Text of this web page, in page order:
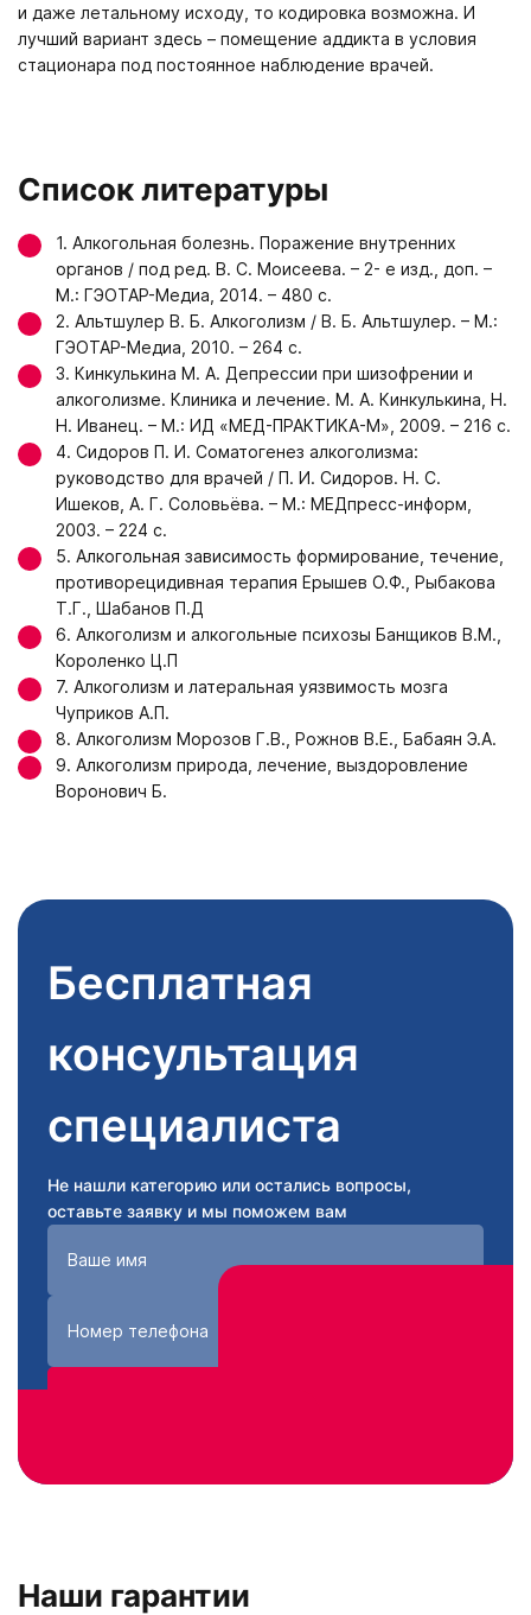
и даже летальному исходу, то кодировка возможна. И
лучший вариант здесь – помещение аддикта в условия
стационара под постоянное наблюдение врачей.
Список литературы
1. Алкогольная болезнь. Поражение внутренних
органов / под ред. В. С. Моисеева. – 2- е изд., доп. –
М.: ГЭОТАР-Медиа, 2014. – 480 с.
2. Альтшулер В. Б. Алкоголизм / В. Б. Альтшулер. – М.:
ГЭОТАР-Медиа, 2010. – 264 с.
3. Кинкулькина М. А. Депрессии при шизофрении и
алкоголизме. Клиника и лечение. М. А. Кинкулькина, Н.
Н. Иванец. – М.: ИД «МЕД-ПРАКТИКА-М», 2009. – 216 с.
4. Сидоров П. И. Соматогенез алкоголизма:
руководство для врачей / П. И. Сидоров. Н. С.
Ишеков, А. Г. Соловьёва. – М.: МЕДпресс-информ,
2003. – 224 с.
5. Алкогольная зависимость формирование, течение,
противорецидивная терапия Ерышев О.Ф., Рыбакова
Т.Г., Шабанов П.Д
6. Алкоголизм и алкогольные психозы Банщиков В.М.,
Короленко Ц.П
7. Алкоголизм и латеральная уязвимость мозга
Чуприков А.П.
8. Алкоголизм Морозов Г.В., Рожнов В.Е., Бабаян Э.А.
9. Алкоголизм природа, лечение, выздоровление
Воронович Б.
Бесплатная
консультация
специалиста
Не нашли категорию или остались вопросы,
оставьте заявку и мы поможем вам
Наши гарантии